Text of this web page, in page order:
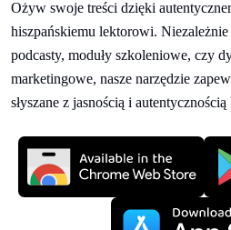
Ożyw swoje treści dzięki
hiszpańskiemu lektorowi.
podcasty, moduły szkoleniowe, czy
marketingowe, nasze narzędzie
słyszane z jasnością i